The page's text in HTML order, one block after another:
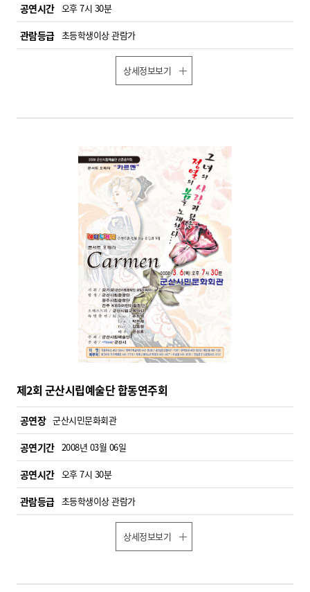
공연시간 오후 7시 30분
관람등급 초등학생이상 관람가
상세정보보기
제2회 군산시립예술단 합동연주회
공연장 군산시민문화회관
공연기간 2008년 03월 06일
공연시간 오후 7시 30분
관람등급 초등학생이상 관람가
상세정보보기